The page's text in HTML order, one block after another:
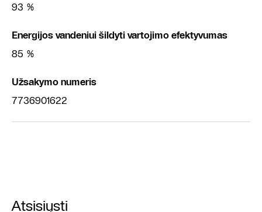
93 %
Energijos vandeniui šildyti vartojimo efektyvumas
85 %
Užsakymo numeris
7736901622
Atsisiųsti